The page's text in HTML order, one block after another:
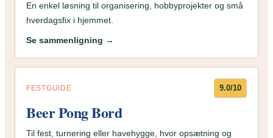
En enkel løsning til organisering, hobbyprojekter og små
hverdagsfix i hjemmet.
Se sammenligning →
FESTGUIDE 9.0/10
Beer Pong Bord
Til fest, turnering eller havehygge, hvor opsætning og